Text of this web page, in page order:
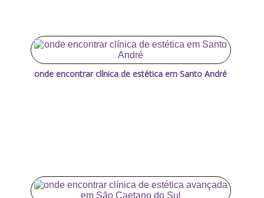
onde encontrar clínica de estética em Santo André